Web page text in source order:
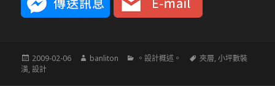
發
佈
2009-02-06
作
banliton
分。設計概述。
標
夾層,小坪數裝
潢,設計